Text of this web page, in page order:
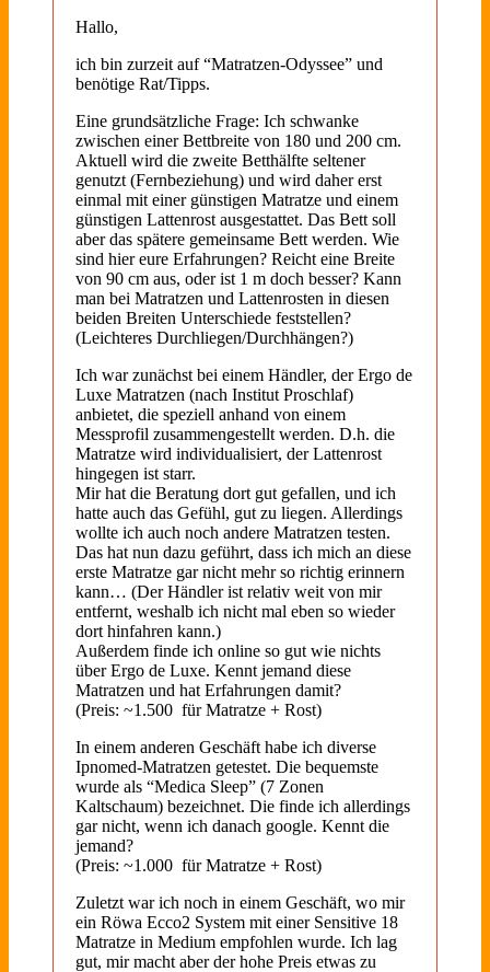
Hallo,
ich bin zurzeit auf “Matratzen-Odyssee” und
benötige Rat/Tipps.
Eine grundsätzliche Frage: Ich schwanke
zwischen einer Bettbreite von 180 und 200 cm.
Aktuell wird die zweite Betthälfte seltener
genutzt (Fernbeziehung) und wird daher erst
einmal mit einer günstigen Matratze und einem
günstigen Lattenrost ausgestattet. Das Bett soll
aber das spätere gemeinsame Bett werden. Wie
sind hier eure Erfahrungen? Reicht eine Breite
von 90 cm aus, oder ist 1 m doch besser? Kann
man bei Matratzen und Lattenrosten in diesen
beiden Breiten Unterschiede feststellen?
(Leichteres Durchliegen/Durchhängen?)
Ich war zunächst bei einem Händler, der Ergo de
Luxe Matratzen (nach Institut Proschlaf)
anbietet, die speziell anhand von einem
Messprofil zusammengestellt werden. D.h. die
Matratze wird individualisiert, der Lattenrost
hingegen ist starr.
Mir hat die Beratung dort gut gefallen, und ich
hatte auch das Gefühl, gut zu liegen. Allerdings
wollte ich auch noch andere Matratzen testen.
Das hat nun dazu geführt, dass ich mich an diese
erste Matratze gar nicht mehr so richtig erinnern
kann… (Der Händler ist relativ weit von mir
entfernt, weshalb ich nicht mal eben so wieder
dort hinfahren kann.)
Außerdem finde ich online so gut wie nichts
über Ergo de Luxe. Kennt jemand diese
Matratzen und hat Erfahrungen damit?
(Preis: ~1.500  für Matratze + Rost)
In einem anderen Geschäft habe ich diverse
Ipnomed-Matratzen getestet. Die bequemste
wurde als “Medica Sleep” (7 Zonen
Kaltschaum) bezeichnet. Die finde ich allerdings
gar nicht, wenn ich danach google. Kennt die
jemand?
(Preis: ~1.000  für Matratze + Rost)
Zuletzt war ich noch in einem Geschäft, wo mir
ein Röwa Ecco2 System mit einer Sensitive 18
Matratze in Medium empfohlen wurde. Ich lag
gut, mir macht aber der hohe Preis etwas zu